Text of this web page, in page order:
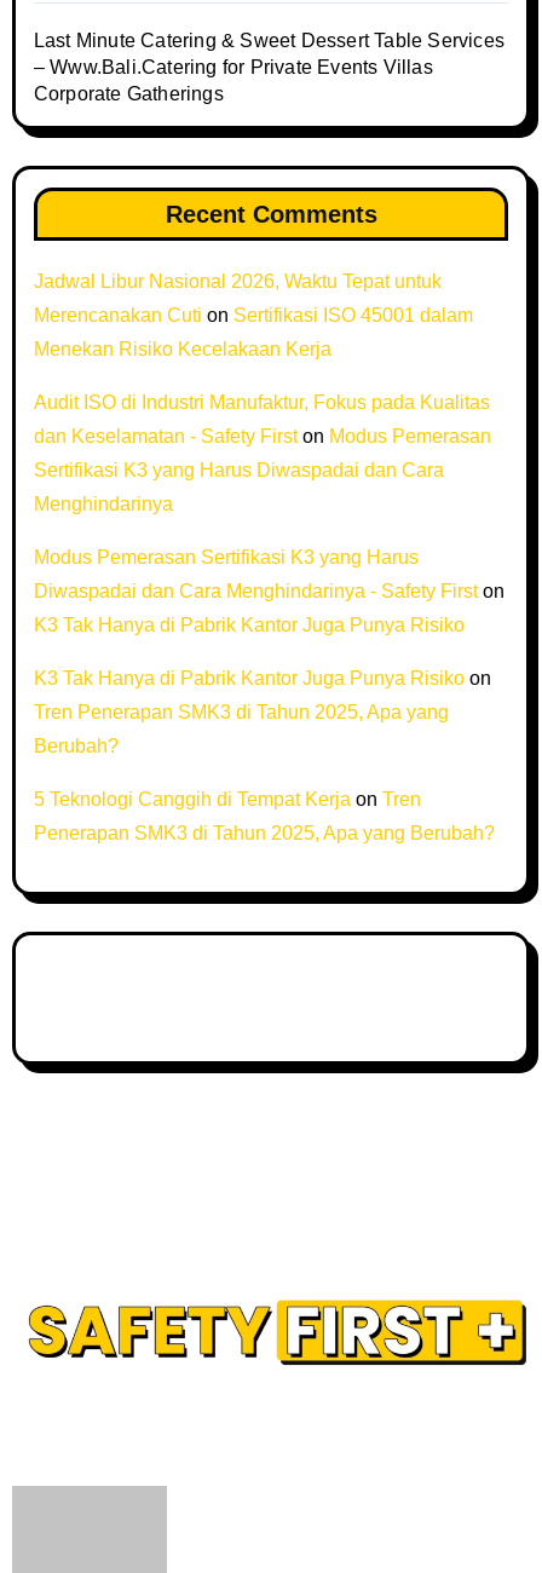
Last Minute Catering & Sweet Dessert Table Services
– Www.Bali.Catering for Private Events Villas
Corporate Gatherings
Recent Comments
Jadwal Libur Nasional 2026, Waktu Tepat untuk
Merencanakan Cuti on Sertifikasi ISO 45001 dalam
Menekan Risiko Kecelakaan Kerja
Audit ISO di Industri Manufaktur, Fokus pada Kualitas
dan Keselamatan - Safety Firston Modus Pemerasan
Sertifikasi K3 yang Harus Diwaspadai dan Cara
Menghindarinya
Modus Pemerasan Sertifikasi K3 yang Harus
Diwaspadai dan Cara Menghindarinya - Safety Firston
K3 Tak Hanya di Pabrik Kantor Juga Punya Risiko
K3 Tak Hanya di Pabrik Kantor Juga Punya Risikoon
Tren Penerapan SMK3 di Tahun 2025, Apa yang
Berubah?
5 Teknologi Canggih di Tempat Kerja on Tren
Penerapan SMK3 di Tahun 2025, Apa yang Berubah?